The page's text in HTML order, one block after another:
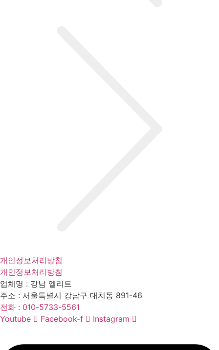
개인정보처리방침
개인정보처리방침
업체명 : 강남 엘리트
주소 : 서울특별시 강남구 대치동 891-46
전화 : 010-5733-5561
Youtube
Facebook-f Instagram